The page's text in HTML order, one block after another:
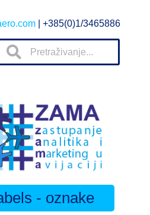
| +385(0)1/3465886
- oznake